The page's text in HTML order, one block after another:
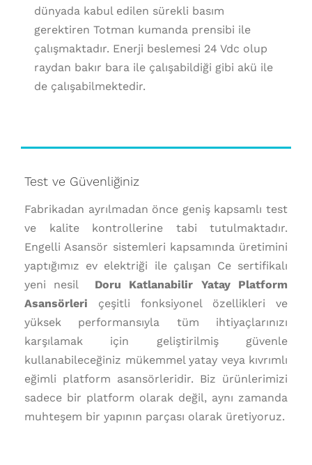
dünyada kabul edilen sürekli basım
gerektiren Totman kumanda prensibi ile
çalışmaktadır. Enerji beslemesi 24 Vdc olup
raydan bakır bara ile çalışabildiği gibi akü ile
de çalışabilmektedir.
Test ve Güvenliğiniz
Fabrikadan ayrılmadan önce geniş kapsamlı test
ve kalite kontrollerine tabi tutulmaktadır.
Engelli Asansör sistemleri kapsamında üretimini
yaptığımız ev elektriği ile çalışan Ce sertifikalı
yeni nesil Doru Katlanabilir Yatay Platform
Asansörleri çeşitli fonksiyonel özellikleri ve
yüksek performansıyla tüm ihtiyaçlarınızı
karşılamak için geliştirilmiş güvenle
kullanabileceğiniz mükemmel yatay veya kıvrımlı
eğimli platform asansörleridir. Biz ürünlerimizi
sadece bir platform olarak değil, aynı zamanda
muhteşem bir yapının parçası olarak üretiyoruz.